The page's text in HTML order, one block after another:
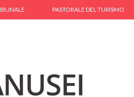
PASTORALE DEL TURISMO